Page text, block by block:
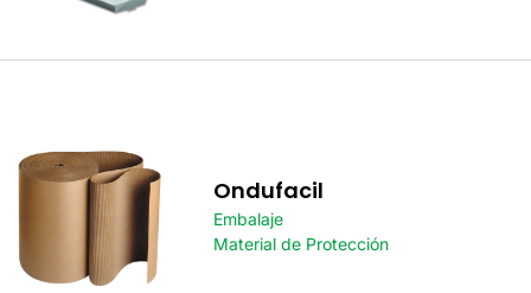
Ondufacil
Embalaje
Material de Protección